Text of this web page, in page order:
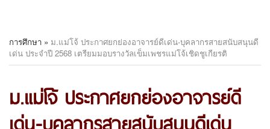
การศึกษา » ม.แม่โจ้ ประกาศยกย่องอาจารย์ดีเด่น-บุคลากรสายสนับสนุนดี
เด่น ประจำปี 2568 เตรียมมอบรางวัลเข็มเพชรแม่โจ้เชิดชูเกียรติ
ม.แม่โจ้ ประกาศยกย่องอาจารย์ดี
เด่น-บุคลากรสายสนับสนุนดีเด่น